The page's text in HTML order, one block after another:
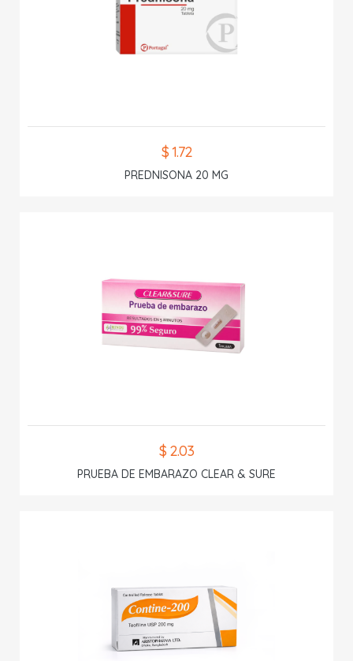
$ 1.72
PREDNISONA 20 MG
$ 2.03
PRUEBA DE EMBARAZO CLEAR & SURE